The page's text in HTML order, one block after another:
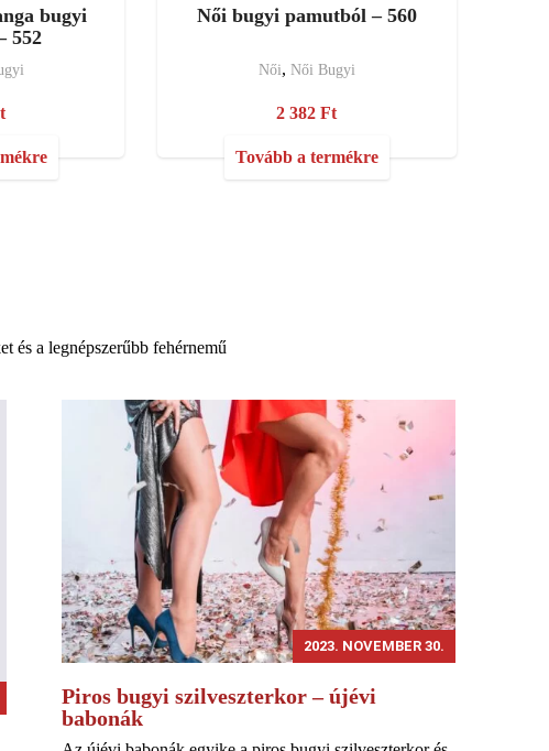
bugyi
552
Női bugyi pamutból – 560
Női, Női Bugyi
2 382Ft
Tovább a termékre
és a legnépszerűbb fehérnemű
2023. NOVEMBER 30.
Piros bugyi szilveszterkor – újévi
babonák